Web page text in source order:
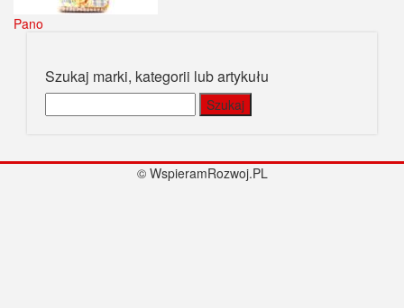
Pano
Szukaj marki, kategorii lub artykułu
© WspieramRozwoj.PL